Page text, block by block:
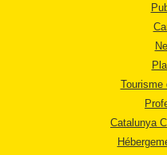
Tourisme
Catalunya